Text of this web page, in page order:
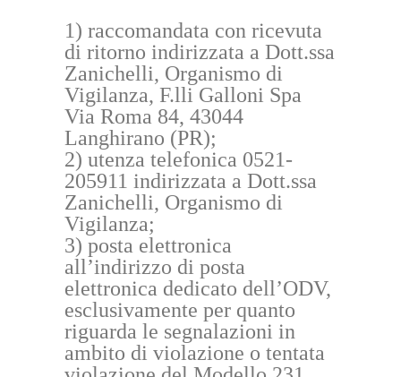
1) raccomandata con ricevuta
di ritorno indirizzata a Dott.ssa
Zanichelli, Organismo di
Vigilanza, F.lli Galloni Spa
Via Roma 84, 43044
Langhirano (PR);
2) utenza telefonica 0521-
205911 indirizzata a Dott.ssa
Zanichelli, Organismo di
Vigilanza;
3) posta elettronica
all’indirizzo di posta
elettronica dedicato dell’ODV,
esclusivamente per quanto
riguarda le segnalazioni in
ambito di violazione o tentata